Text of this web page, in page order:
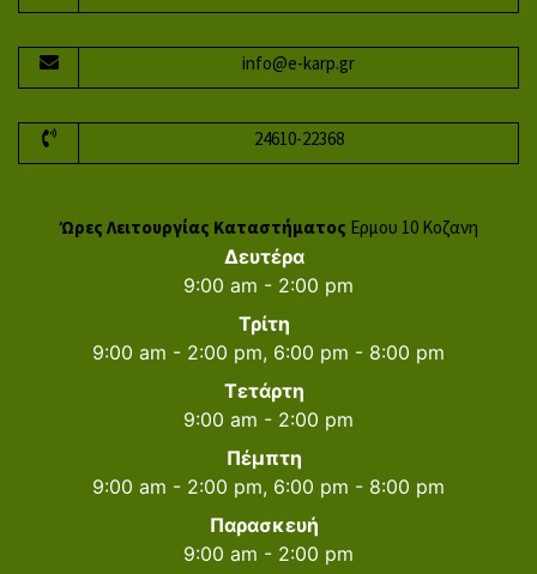
info@e-karp.gr
24610-22368
Ώρες Λειτουργίας Καταστήματος Ερμου 10 Κοζανη
Δευτέρα
9:00 am - 2:00 pm
Τρίτη
9:00 am - 2:00 pm, 6:00 pm - 8:00 pm
Τετάρτη
9:00 am - 2:00 pm
Πέμπτη
9:00 am - 2:00 pm, 6:00 pm - 8:00 pm
Παρασκευή
9:00 am - 2:00 pm